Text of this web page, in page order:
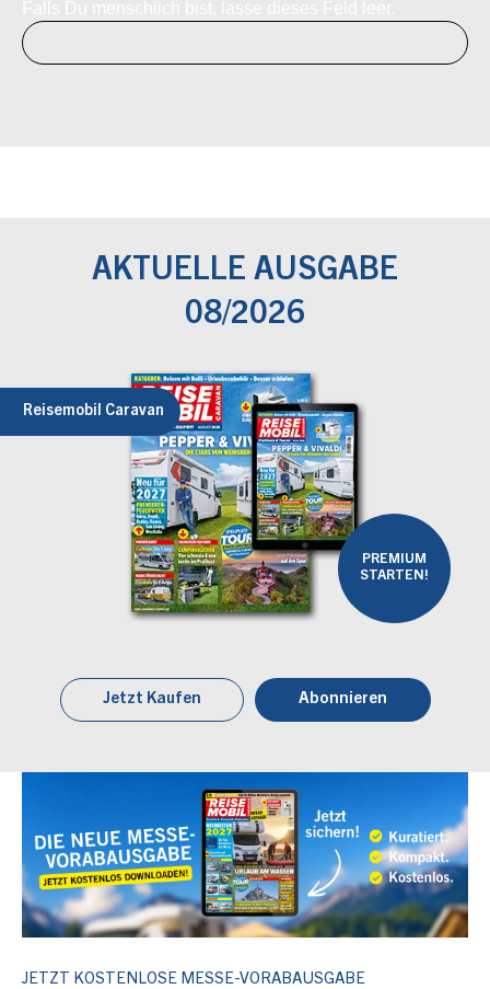
AKTUELLE AUSGABE
08/2026
Reisemobil Caravan
PREMIUM
STARTEN!
Jetzt Kaufen Abonnieren
JETZT KOSTENLOSE MESSE-VORABAUSGABE